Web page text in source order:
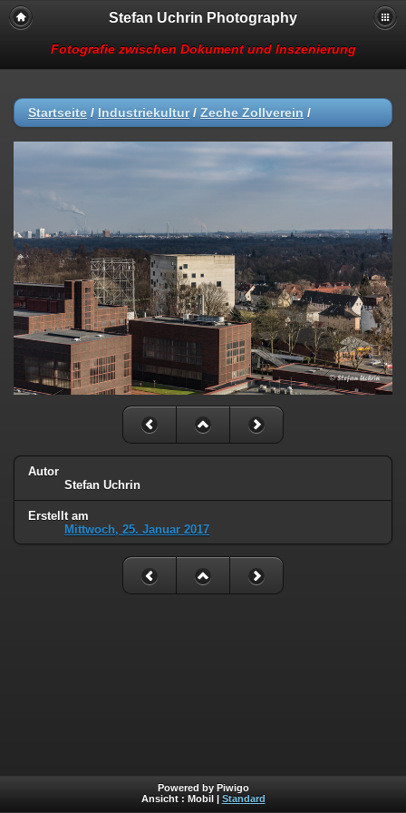
Stefan Uchrin Photography
Fotografie zwischen Dokument und Inszenierung
Startseite / Industriekultur/ Zeche Zollverein /
Autor
Stefan Uchrin
Erstellt am
Mittwoch, 25. Januar 2017
Powered by Piwigo
Ansicht : Mobil Standard